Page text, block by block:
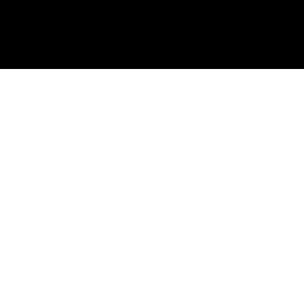
vašo napravo
običajno ne